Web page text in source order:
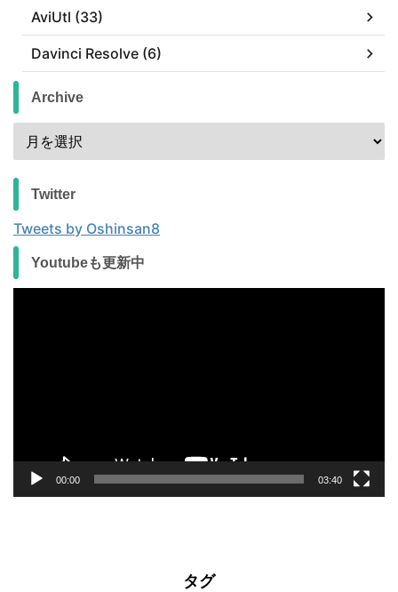
AviUtl (33)
Davinci Resolve (6)
Archive
Twitter
Tweets by Oshinsan8
Youtubeも更新中
00:00 03:40
タグ